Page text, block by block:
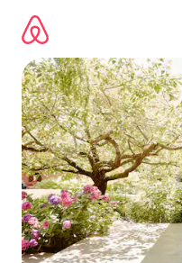
ಹೋಗಿ